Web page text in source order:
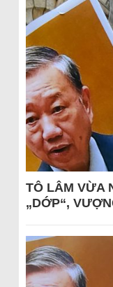
TÔ LÂM VỪA
„DỚP“,